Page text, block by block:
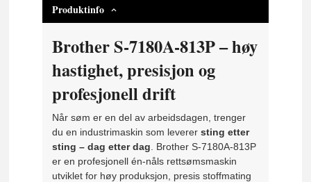
Produktinfo
Brother S-7180A-813P – høy
hastighet, presisjon og
profesjonell drift
Når søm er en del av arbeidsdagen, trenger
du en industrimaskin som leverersting etter
sting – dag etter dag . Brother S-7180A-813P
er en profesjonell én-nåls rettsømsmaskin
utviklet for høy produksjon, presis stoffmating